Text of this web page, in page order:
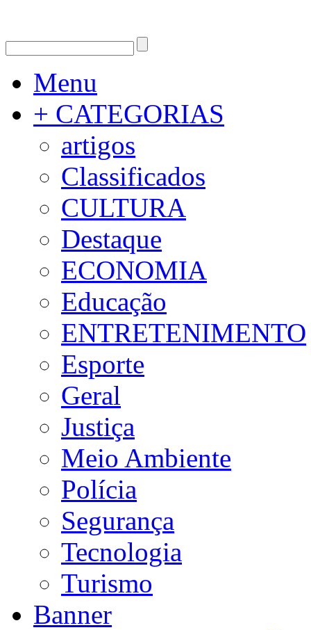
Menu
+ CATEGORIAS
artigos
Classificados
CULTURA
Destaque
ECONOMIA
Educação
ENTRETENIMENTO
Esporte
Geral
Justiça
Meio Ambiente
Polícia
Segurança
Tecnologia
Turismo
Banner